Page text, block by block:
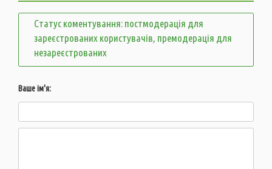
Статус коментування: постмодерація для
зареєстрованих користувачів, премодерація для
незареєстрованих
Ваше ім'я: